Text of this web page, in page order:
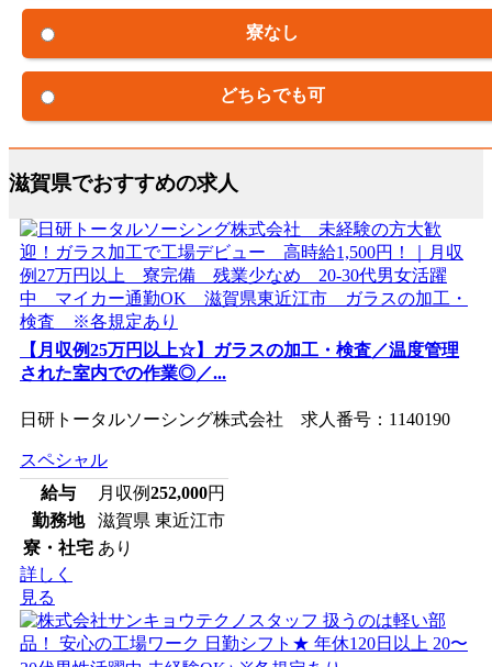
寮なし
どちらでも可
滋賀県でおすすめの求人
【月収例25万円以上☆】ガラスの加工・検査／温度管理
された室内での作業◎／...
日研トータルソーシング株式会社 求人番号：1140190
スペシャル
給与
月収例252,000円
勤務地
滋賀県 東近江市
寮・社宅 あり
詳しく
見る